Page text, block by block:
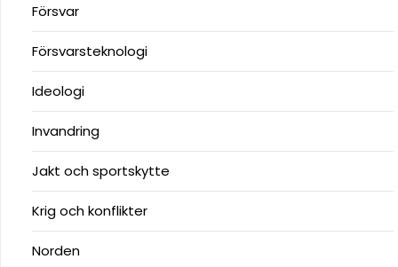
Försvar
Försvarsteknologi
Ideologi
Invandring
Jakt och sportskytte
Krig och konflikter
Norden